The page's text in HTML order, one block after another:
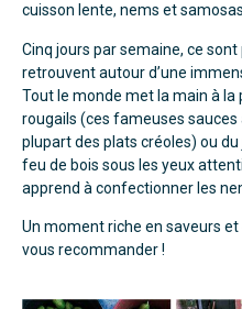
cuisson lente, nems et
Cinq jours par semaine, ce
retrouvent autour d’une
Tout le monde met la main à la
rougails (ces fameuses
plupart des plats créoles) ou
feu de bois sous les yeux
apprend à confectionner les
Un moment riche en saveurs
vous recommander !